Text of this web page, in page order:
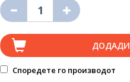
Споредете го производот